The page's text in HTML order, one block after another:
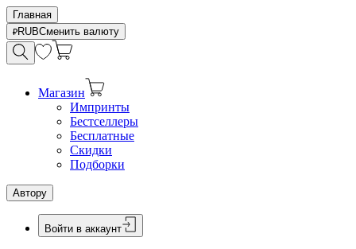
Главная
RUBСменить валюту
Магазин
Импринты
Бестселлеры
Бесплатные
Скидки
Подборки
Автору
Войти в аккаунт